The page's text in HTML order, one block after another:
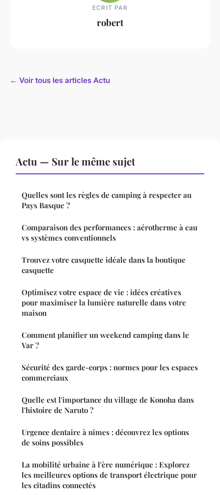
ECRIT PAR
robert
← Voir tous les articles Actu
Actu — Sur le même sujet
Quelles sont les règles de camping à respecter au
Pays Basque ?
Comparaison des performances : aérotherme à eau
vs systèmes conventionnels
Trouvez votre casquette idéale dans la boutique
casquette
Optimisez votre espace de vie : idées créatives
pour maximiser la lumière naturelle dans votre
maison
Comment planifier un weekend camping dans le
Var ?
Sécurité des garde-corps : normes pour les espaces
commerciaux
Quelle est l'importance du village de Konoha dans
l'histoire de Naruto ?
Urgence dentaire à nîmes : découvrez les options
de soins possibles
La mobilité urbaine à l'ère numérique : Explorez
les meilleures options de transport électrique pour
les citadins connectés